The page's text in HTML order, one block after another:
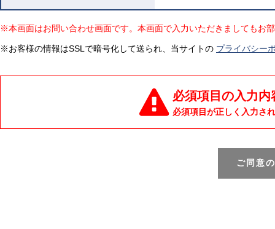
※本画面はお問い合わせ画面です。本画面で入力いただきましてもお
※お客様の情報はSSLで暗号化して送られ、当サイトの プライバシー
必須項目の入力
必須項目が正しく入力さ
ご同意